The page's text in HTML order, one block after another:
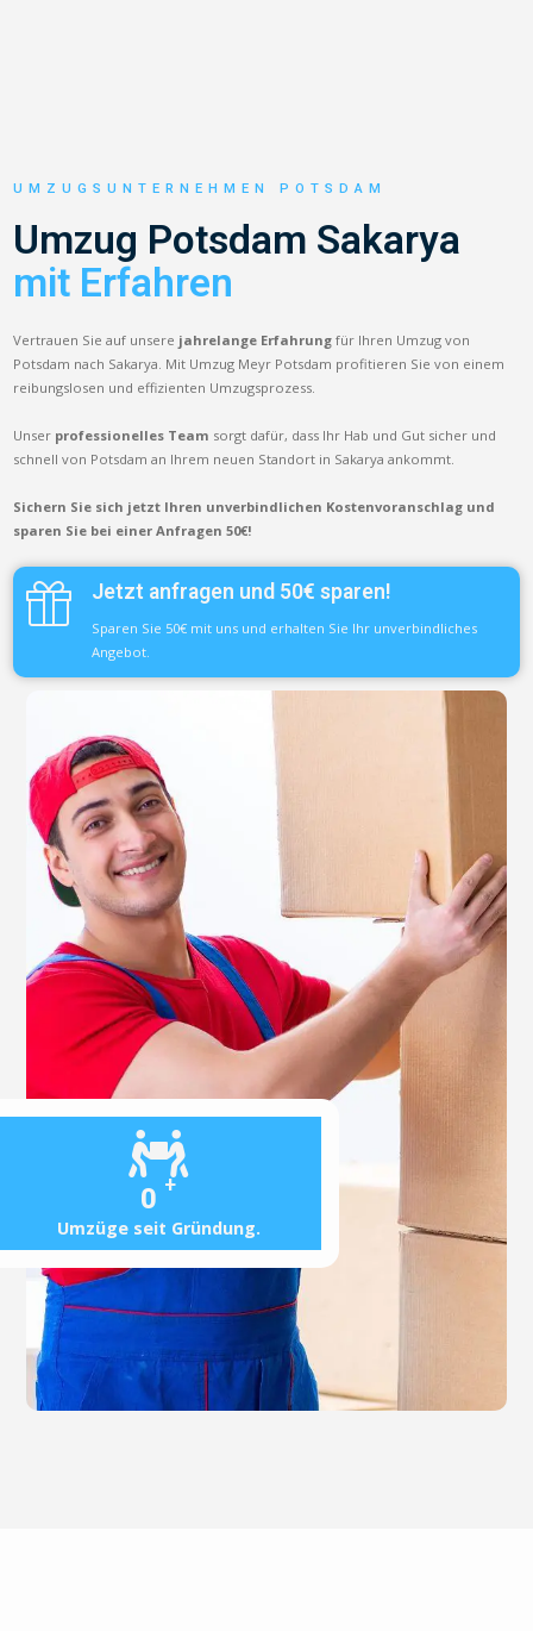
0 +
Umzüge seit Gründung.
UMZUGSUNTERNEHMEN POTSDAM
Umzug Potsdam Sakarya
mit Erfahren
Vertrauen Sie auf unsere jahrelange Erfahrung für Ihren Umzug von
Potsdam nach Sakarya. Mit Umzug Meyr Potsdam profitieren Sie von einem
reibungslosen und effizienten Umzugsprozess.
Unser professionelles Team sorgt dafür, dass Ihr Hab und Gut sicher und
schnell von Potsdam an Ihrem neuen Standort in Sakarya ankommt.
Sichern Sie sich jetzt Ihren unverbindlichen Kostenvoranschlag und
sparen Sie bei einer Anfragen 50€!
Jetzt anfragen und 50€ sparen!
Sparen Sie 50€ mit uns und erhalten Sie Ihr unverbindliches
Angebot.